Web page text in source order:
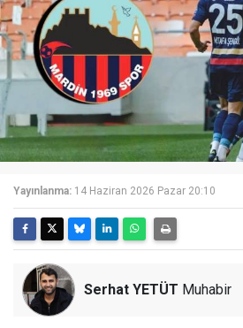
Yayınlanma: 14 Haziran 2026 Pazar 20:10
Serhat YETÜT Muhabir